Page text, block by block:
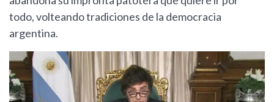
todo, volteando tradiciones de la democracia
argentina.